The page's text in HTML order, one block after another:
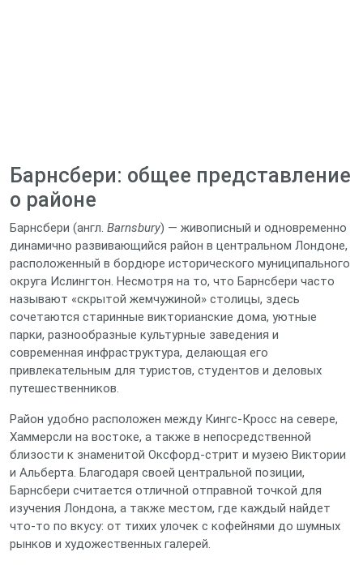
Барнсбери: общее представление
о районе
Барнсбери (англ. Barnsbury) — живописный и одновременно
динамично развивающийся район в центральном Лондоне,
расположенный в бордюре исторического муниципального
округа Ислингтон. Несмотря на то, что Барнсбери часто
называют «скрытой жемчужиной» столицы, здесь
сочетаются старинные викторианские дома, уютные
парки, разнообразные культурные заведения и
современная инфраструктура, делающая его
привлекательным для туристов, студентов и деловых
путешественников.
Район удобно расположен между Кингс-Кросс на севере,
Хаммерсли на востоке, а также в непосредственной
близости к знаменитой Оксфорд-стрит и музею Виктории
и Альберта. Благодаря своей центральной позиции,
Барнсбери считается отличной отправной точкой для
изучения Лондона, а также местом, где каждый найдет
что‑то по вкусу: от тихих улочек с кофейнями до шумных
рынков и художественных галерей.